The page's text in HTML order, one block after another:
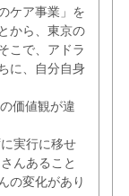
ケア事業」を
から、東京の
こで、アドラ
に、自分自身
価値観が違
実行に移せ
んあること
の変化があり